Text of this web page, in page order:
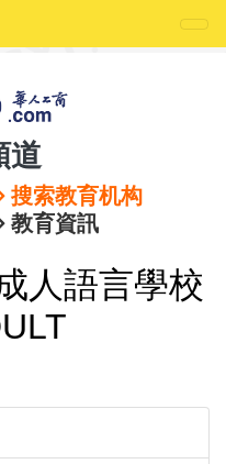
道
搜索教育机构
教育資訊
人語言學校